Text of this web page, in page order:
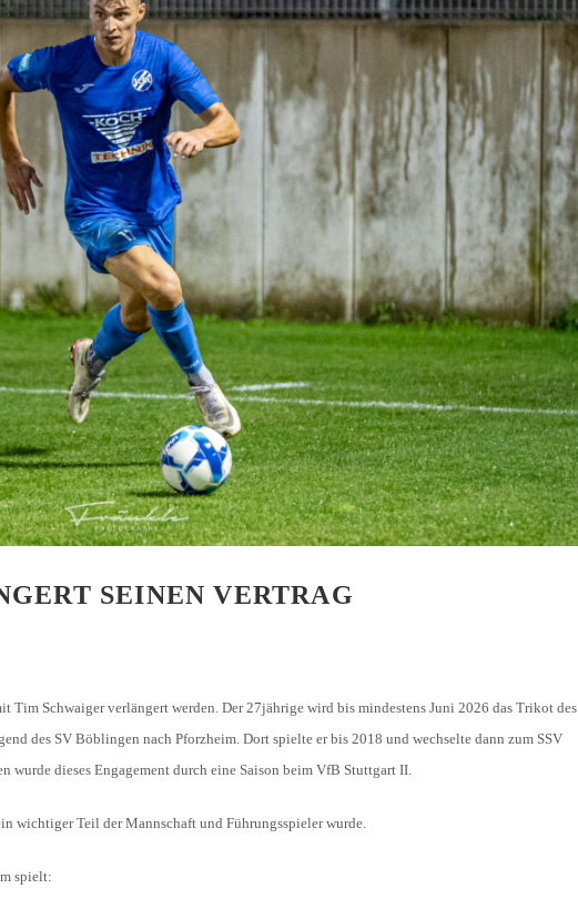
U10 / E2 (2011)
U9 / F1 (2012)
U8 / F2
U7 / BAMBINI
1896
2016
2017
1896
1897
HOLZHOF
CLUBHAUS
DOKUMENTE
VIDEOCLIPS
SEINEN VERTRAG
Tim Schwaiger verlängert werden. Der 27jährige wird bis mindestens Juni 2026 das Trikot des
des SV Böblingen nach Pforzheim. Dort spielte er bis 2018 und wechselte dann zum SSV
wurde dieses Engagement durch eine Saison beim VfB Stuttgart II.
wichtiger Teil der Mannschaft und Führungsspieler wurde.
spielt: